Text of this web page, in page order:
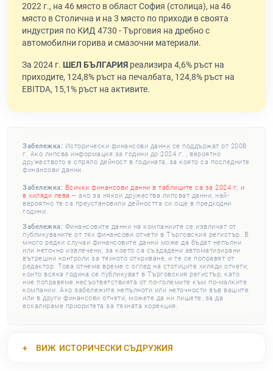
2022 г., на 46 място в област София (столица), на 46
място в Столична и на 3 място по приходи в своята
индустрия по КИД 4730 - Търговия на дребно с
автомобилни горива и смазочни материали.
За 2024 г. ШЕЛ БЪЛГАРИЯ реализира 4,6% ръст на
приходите, 124,8% ръст на печалбата, 124,8% ръст на
EBITDA, 15,1% ръст на активите.
Забележка: Исторически финансови данни се поддържат от 2008
г. Ако липсва информация за години до 2024 г. , вероятно
дружеството е спряло дейност в годината, за която са последните
финансови данни.
Забележка: Всички финансови данни в таблиците са за 2024 г. и
в хиляди лева – ако за някои дружества липсват данни, най-
вероятно те са преустановили дейността си още в предходни
години.
Забележка: Финансовите данни на компаниите се извличат от
публикуваните от тях финансови отчети в Търговския регистър. В
много редки случаи финансовите данни може да бъдат непълни
или неточно извлечени, за което са създадени автоматизирани
вътрешни контроли за тяхното откриване, и те се поправят от
редактор. Това отнема време с оглед на стотиците хиляди отчети,
които всяка година се публикуват в Търговския регистър, като
ние поправяме несъответствията от по-големите към по-малките
компании. Ако забележите непълноти или неточности във вашите
или в други финансови отчети, можете да ни пишете, за да
ескалираме приоритета за тяхната корекция.
ВИЖ ИСТОРИЧЕСКИ СЪДРУЖИЯ